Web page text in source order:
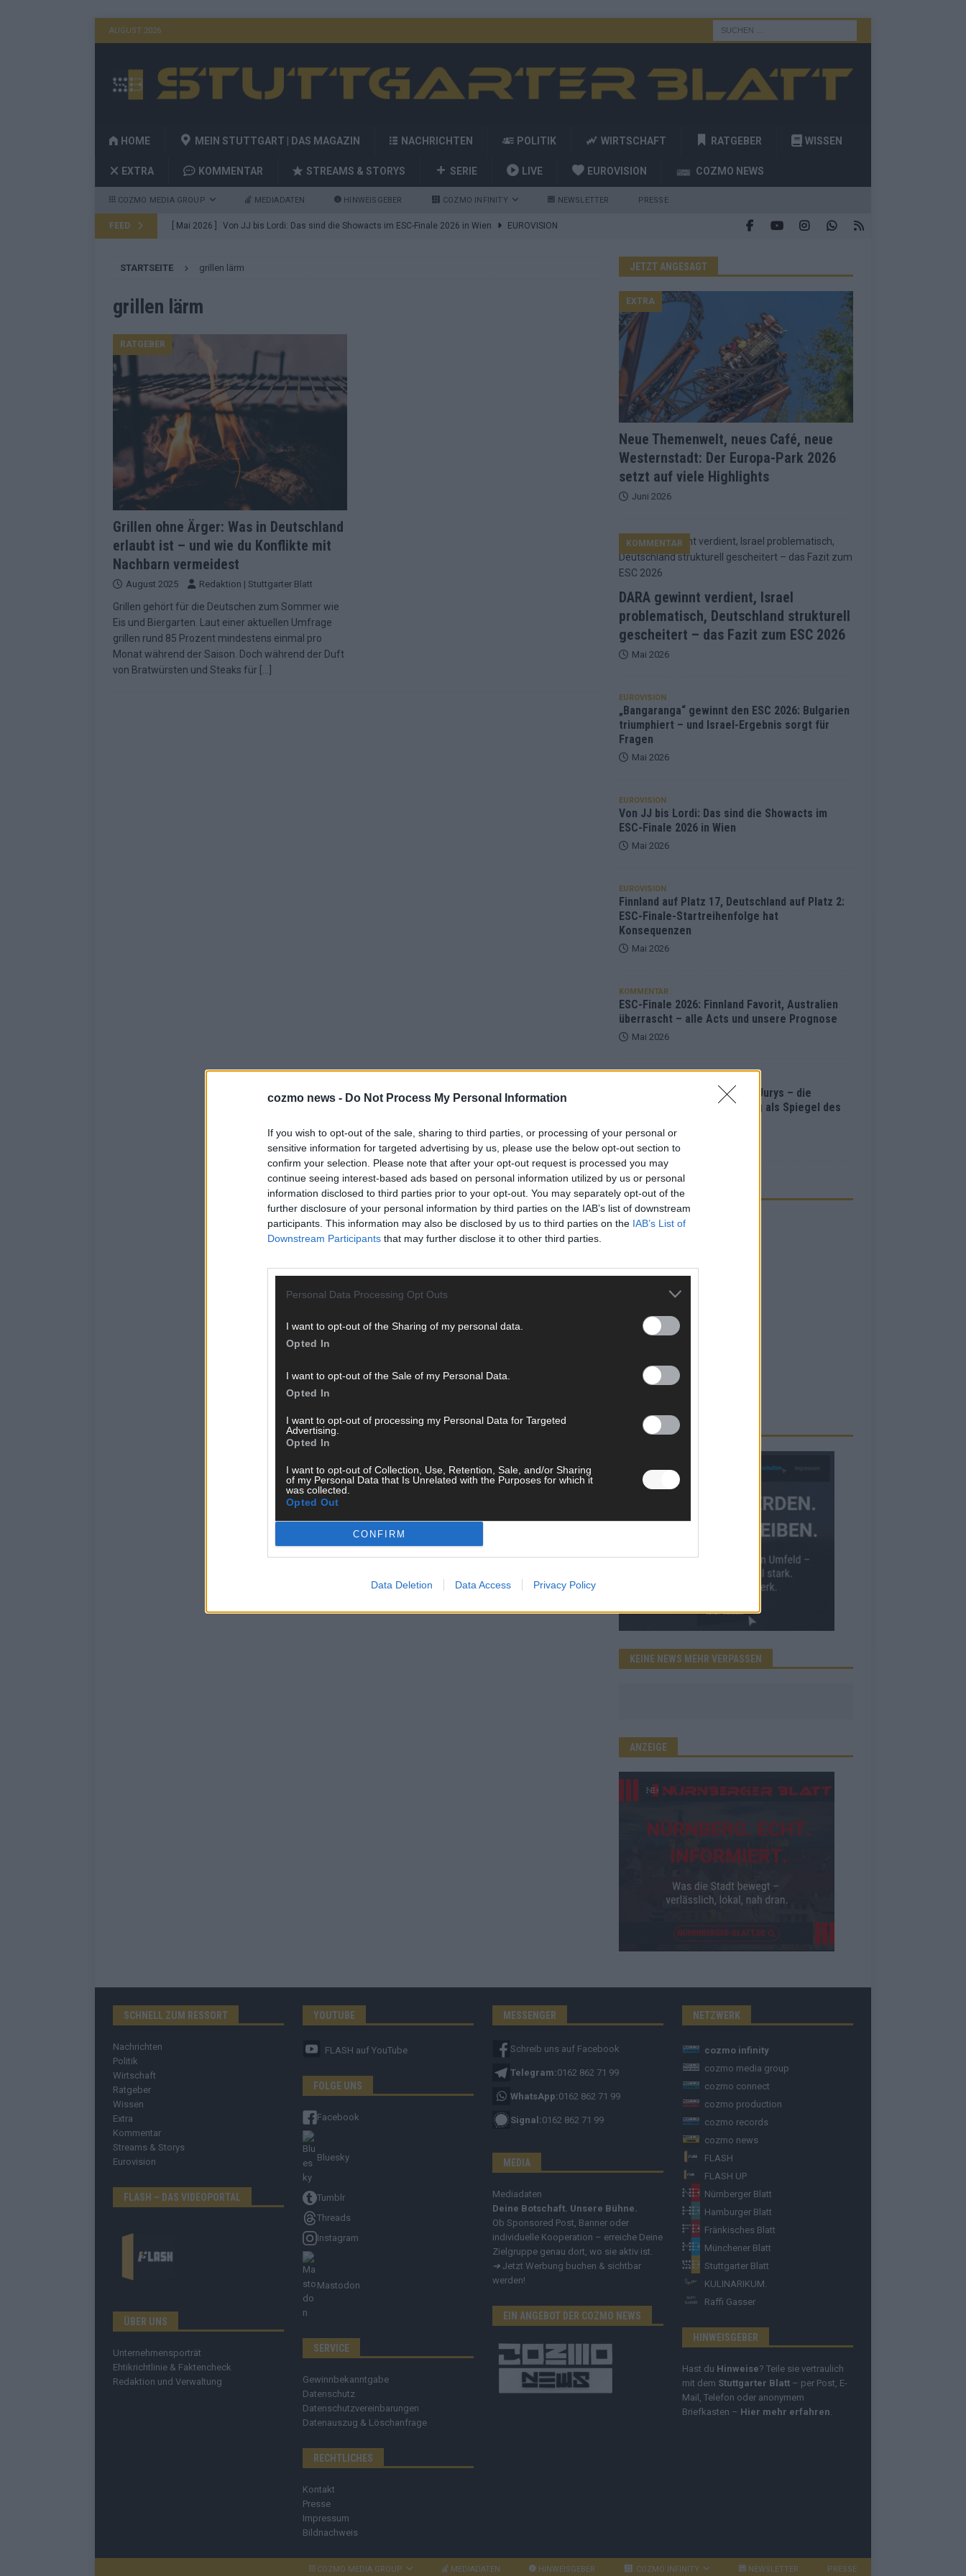
cozmo news - Do Not Process My Personal Information
If you wish to opt-out of the sale, sharing to third parties, or processing of your personal or
sensitive information for targeted advertising by us, please use the below opt-out section to
confirm your selection. Please note that after your opt-out request is processed you may
continue seeing interest-based ads based on personal information utilized by us or personal
information disclosed to third parties prior to your opt-out. You may separately opt-out of the
further disclosure of your personal information by third parties on the IAB’s list of downstream
participants. This information may also be disclosed by us to third parties on the IAB’s List of
Downstream Participants that may further disclose it to other third parties.
Personal Data Processing Opt Outs
I want to opt-out of the Sharing of my personal data.
Opted In
I want to opt-out of the Sale of my Personal Data.
Opted In
I want to opt-out of processing my Personal Data for Targeted
Advertising.
Opted In
I want to opt-out of Collection, Use, Retention, Sale, and/or Sharing
of my Personal Data that Is Unrelated with the Purposes for which it
was collected.
Opted Out
CONFIRM
Data Deletion Data Access Privacy Policy
AUGUST 2026
HOME MEIN STUTTGART | DAS MAGAZIN NACHRICHTEN POLITIK WIRTSCHAFT RATGEBER WISSEN
EXTRA KOMMENTAR STREAMS & STORYS SERIE LIVE EUROVISION COZMO NEWS
COZMO MEDIA GROUP MEDIADATEN HINWEISGEBER COZMO INFINITY NEWSLETTER PRESSE
FEED [ Mai 2026 ] Von JJ bis Lordi: Das sind die Showacts im ESC-Finale 2026 in Wien EUROVISION
Konsequenzen
[ Mai 2026 ]
[ Mai 2026 ]
Wettbewerbs EUROVISION
[ Mai 2026 ] ESC-Finale komplett: 20 Qualifikanten, vier Big-Four-Länder, ein Gastgeber – alle Acts im
Überblick EUROVISION
[ Mai 2026 ] ESC 2026: JJ performt „Unknown“, Walzer zu kurz, Moderation zu provinziell – das Fazit zum
zweiten Halbfinale KOMMENTAR
Quoten vor ESC-Halbfinale 2: Dänemark vorne, Aserbaidschan chancenlos – Zypern
überrascht negativ
[ Juni 2026 ] Neue Themenwelt, neues Café, neue Westernstadt: Der Europa-Park 2026 setzt auf viele
Highlights EXTRA
[ Mai 2026 ] DARA gewinnt verdient, Israel problematisch, Deutschland strukturell gescheitert – das
Fazit zum ESC 2026 KOMMENTAR
[ Mai 2026 ] „Bangaranga“ gewinnt den ESC 2026: Bulgarien triumphiert – und Israel-Ergebnis sorgt für
Fragen EUROVISION
STARTSEITE grillen lärm
grillen lärm
RATGEBER
Grillen ohne Ärger: Was in Deutschland
erlaubt ist – und wie du Konflikte mit
Nachbarn vermeidest
August 2025 Redaktion | Stuttgarter Blatt
Grillen gehört für die Deutschen zum Sommer wie
Eis und Biergarten. Laut einer aktuellen Umfrage
grillen rund 85 Prozent mindestens einmal pro
Monat während der Saison. Doch während der Duft
von Bratwürsten und Steaks für
JETZT ANGESAGT
Neue Themenwelt, neues Café, neue
Westernstadt: Der Europa-Park 2026
setzt auf viele Highlights
EXTRA
Juni 2026
DARA gewinnt verdient, Israel
problematisch, Deutschland strukturell
gescheitert – das Fazit zum ESC 2026
KOMMENTAR
Mai 2026
EUROVISION
„Bangaranga“ gewinnt den ESC 2026: Bulgarien
triumphiert – und Israel-Ergebnis sorgt für
Fragen
Mai 2026
EUROVISION
Von JJ bis Lordi: Das sind die Showacts im
ESC-Finale 2026 in Wien
Mai 2026
EUROVISION
Finnland auf Platz 17, Deutschland auf Platz 2:
ESC-Finale-Startreihenfolge hat
Konsequenzen
Mai 2026
KOMMENTAR
ESC-Finale 2026: Finnland Favorit, Australien
überrascht – alle Acts und unsere Prognose
Mai 2026
„Douze Points“, Televoting, Jurys – die
Geschichte der ESC-Wertung als Spiegel des
Mai 2026
ANZEIGE
WERBE BEI UNS!
KEINE NEWS MEHR VERPASSEN
ANZEIGE
SCHNELL ZUM RESSORT
Nachrichten
Politik
Wirtschaft
Ratgeber
Wissen
Extra
Kommentar
Streams & Storys
Eurovision
FLASH – DAS VIDEOPORTAL
ÜBER UNS
Unternehmensporträt
Ehtikrichtlinie & Faktencheck
Redaktion und Verwaltung
YOUTUBE
FLASH auf YouTube
FOLGE UNS
Facebook
Bluesky
Tumblr
Threads
Instagram
Mastodon
SERVICE
Gewinnbekanntgabe
Datenschutz
Datenschutzvereinbarungen
Datenauszug & Löschanfrage
RECHTLICHES
Kontakt
Presse
Impressum
Bildnachweis
MESSENGER
Schreib uns auf Facebook
Telegram:0162 862 71 99
WhatsApp:0162 862 71 99
Signal:0162 862 71 99
MEDIA
Mediadaten
Deine Botschaft. Unsere Bühne.
Ob Sponsored Post, Banner oder
individuelle Kooperation – erreiche Deine
Zielgruppe genau dort, wo sie aktiv ist.
➔ Jetzt Werbung buchen & sichtbar
werden!
EIN ANGEBOT DER COZMO NEWS
NETZWERK
cozmo infinity
cozmo media group
cozmo connect
cozmo production
cozmo records
cozmo news
FLASH
FLASH UP
Nürnberger Blatt
Hamburger Blatt
Fränkisches Blatt
Münchener Blatt
Stuttgarter Blatt
KULINARIKUM.
Raffi Gasser
HINWEISGEBER
Hast du Hinweise? Teile sie vertraulich
mit dem Stuttgarter Blatt – per Post, E-
Mail, Telefon oder anonymem
Briefkasten – Hier mehr erfahren.
COZMO MEDIA GROUP MEDIADATEN HINWEISGEBER COZMO INFINITY NEWSLETTER PRESSE